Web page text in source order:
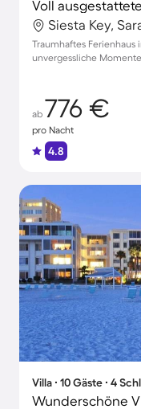
Siesta Key,
Traumhaftes Ferienhaus
unvergessliche
ab 776 €
pro Nacht
4.8
Villa ∙ 10 Gäste ∙ 4